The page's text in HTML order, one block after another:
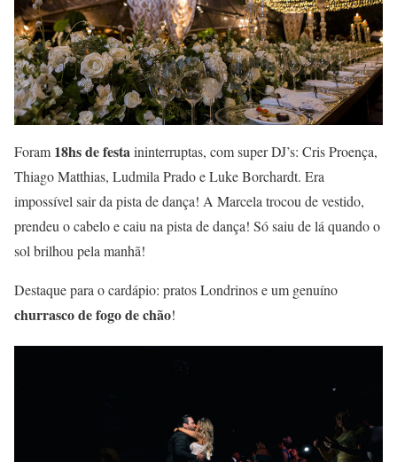
Foram 18hs de festaininterruptas, com super DJ’s: Cris Proença,
Thiago Matthias, Ludmila Prado e Luke Borchardt. Era
impossível sair da pista de dança! A Marcela trocou de vestido,
prendeu o cabelo e caiu na pista de dança! Só saiu de lá quando o
sol brilhou pela manhã!
Destaque para o cardápio: pratos Londrinos e um genuíno
churrasco de fogo de chão!